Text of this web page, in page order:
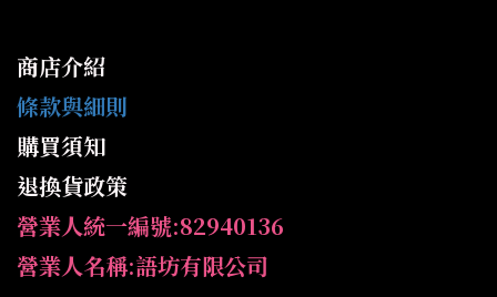
商店介紹
條款與細則
購買須知
退換貨政策
營業人統一編號:82940136
營業人名稱:語坊有限公司